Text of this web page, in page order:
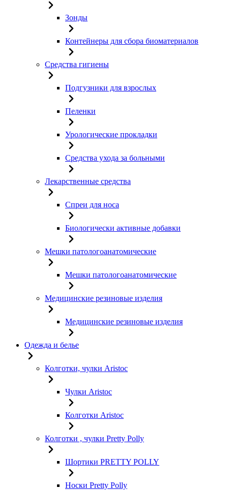
Зонды
Контейнеры для сбора биоматериалов
Средства гигиены
Подгузники для взрослых
Пеленки
Урологические прокладки
Средства ухода за больными
Лекарственные средства
Спреи для носа
Биологически активные добавки
Мешки патологоанатомические
Мешки патологоанатомические
Медицинские резиновые изделия
Медицинские резиновые изделия
Одежда и белье
Колготки, чулки Aristoc
Чулки Aristoc
Колготки Aristoc
Колготки , чулки Pretty Polly
Шортики PRETTY POLLY
Носки Pretty Polly